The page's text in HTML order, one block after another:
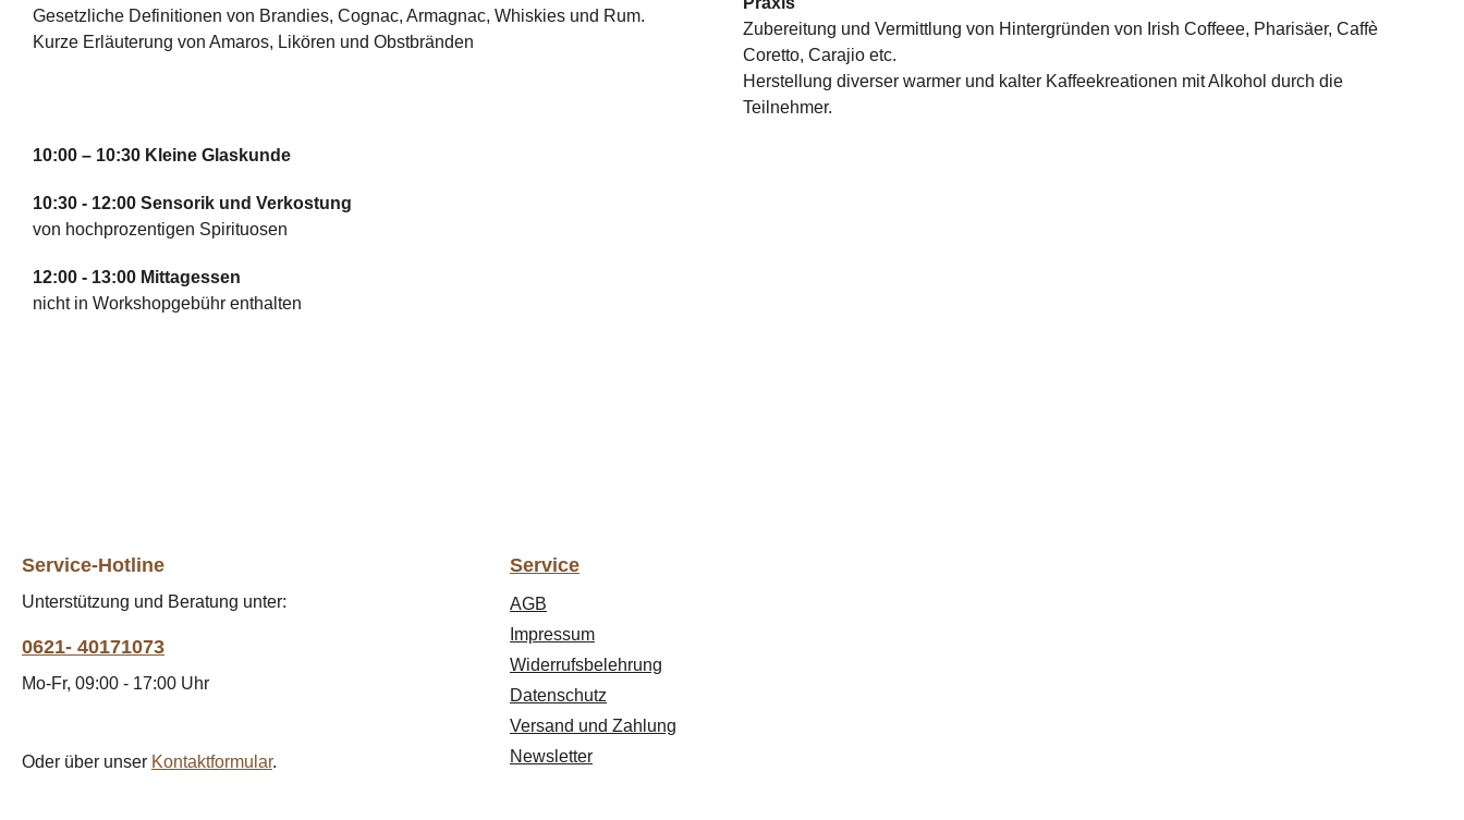
Gesetzliche Definitionen von Brandies, Cognac, Armagnac, Whiskies und Rum.
Kurze Erläuterung von Amaros, Likören und Obstbränden
Zubereitung und Vermittlung von Hintergründen von Irish Coffeee, Pharisäer, Caffè
Coretto, Carajio etc.
Herstellung diverser warmer und kalter Kaffeekreationen mit Alkohol durch die
Teilnehmer.
10:00 – 10:30 Kleine Glaskunde
10:30 - 12:00 Sensorik und Verkostung
von hochprozentigen Spirituosen
12:00 - 13:00 Mittagessen
nicht in Workshopgebühr enthalten
Service-Hotline
Unterstützung und Beratung unter:
0621- 40171073
Mo-Fr, 09:00 - 17:00 Uhr
Oder über unser Kontaktformular.
Service
AGB
Impressum
Widerrufsbelehrung
Datenschutz
Versand und Zahlung
Newsletter